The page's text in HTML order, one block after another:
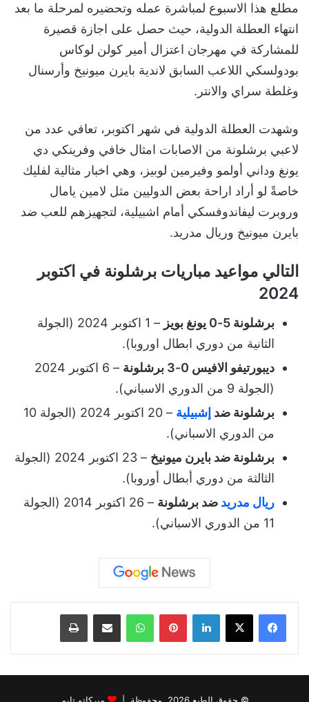
مطلع هذا الاسبوع لمباشرة عمله وتحضيره لمرحلة ما بعد
انتهاء العطلة الدولية، حيث حصل على اجازة قصيرة
للمشاركة في مهرجان اعتزال أمير كولن لوكاس
بودولسكي اللاعب السابق لاندية بايرن ميونيخ وأرسنال
وغلطة سراي والانتر.
وشهدت العطلة الدولية في شهر اكتوبر، تعافي عدد من
لاعبي برشلونة من الاصابات امثال خافي وفرينكي دي
يونغ وداني أولمو وفيرمين لوبيز، وهي اخبار مثالية لفليك
خاصةً لو أراد اراحة بعض الدوليين مثل لامين يامال
وروبرت ليفاندوفسكي أمام اشبيلية، لتجهيزهم للعب ضد
بايرن ميونيخ وريال مدريد.
التالي مواعيد مباريات برشلونة في اكتوبر
2024
برشلونة 5-0 يونغ بويز
– 1 اكتوبر 2024 (الجولة
الثانية من دوري ابطال اوروبا).
ديبورتيفو الافيس 0-3 برشلونة
– 6 اكتوبر 2024
(الجولة 9 من الدوري الاسباني).
برشلونة ضد إشبيلية
– 20 اكتوبر 2024 (الجولة 10
من الدوري الاسباني).
برشلونة ضد بايرن ميونيخ
– 23 اكتوبر 2024 (الجولة
الثالثة من دوري أبطال أوروبا).
ريال مدريد ضد برشلونة
– 26 اكتوبر 2014 (الجولة
11 من الدوري الاسباني).
لينكدإن بينتيريست واتساب